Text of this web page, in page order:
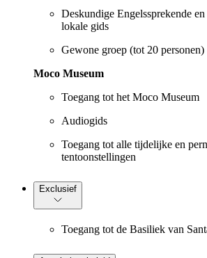
Deskundige Engelssprekende en
lokale gids
Gewone groep (tot 20 personen)
Moco Museum
Toegang tot het Moco Museum
Audiogids
Toegang tot alle tijdelijke en
tentoonstellingen
Exclusief
Toegang tot de Basiliek van